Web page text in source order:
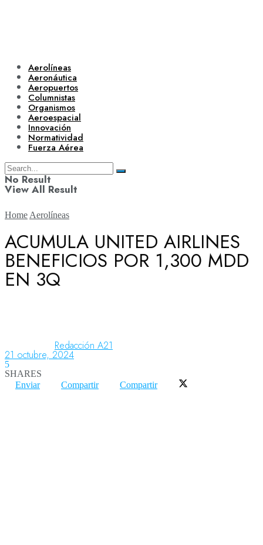
Aerolíneas
Aeronáutica
Aeropuertos
Columnistas
Organismos
Aeroespacial
Innovación
Normatividad
Fuerza Aérea
No Result
View All Result
Aerolíneas
Aeropuertos
Columnistas
Home Aerolíneas
ACUMULA UNITED AIRLINES
BENEFICIOS POR 1,300 MDD
EN 3Q
Redacción A21
21 octubre, 2024
5
SHARES
Enviar
Compartir Compartir